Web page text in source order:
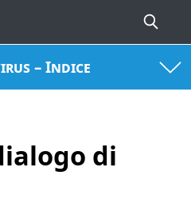
– Indice
di